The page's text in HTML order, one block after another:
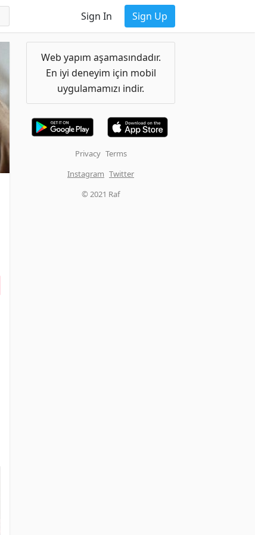
Sign In Sign Up
Web yapım aşamasındadır.
En iyi deneyim için mobil
uygulamamızı indir.
Privacy Terms
Instagram Twitter
© 2021 Raf